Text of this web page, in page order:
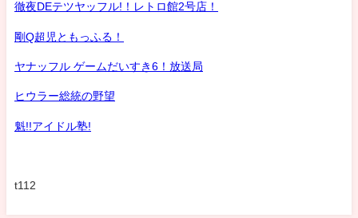
徹夜DEテツヤッフル!！レトロ館2号店！
剛Q超児ともっふる！
ヤナッフル ゲームだいすき6！放送局
ヒウラー総統の野望
魁!!アイドル塾!
t112